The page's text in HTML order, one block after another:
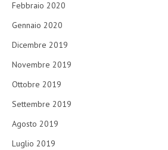
Febbraio 2020
Gennaio 2020
Dicembre 2019
Novembre 2019
Ottobre 2019
Settembre 2019
Agosto 2019
Luglio 2019